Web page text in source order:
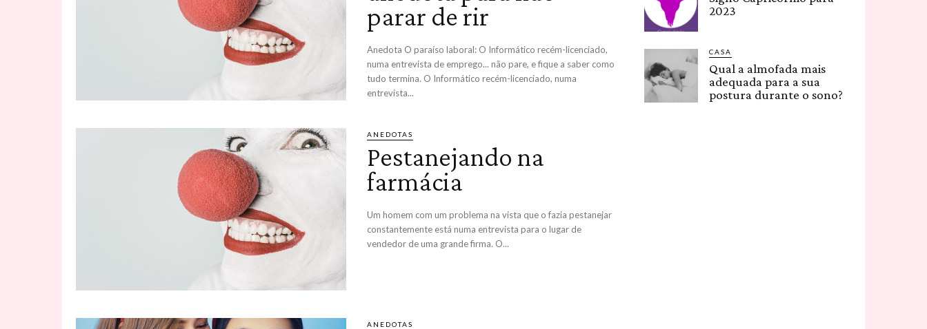
parar de rir
Anedota O paraíso laboral: O Informático recém-licenciado,
numa entrevista de emprego... não pare, e fique a saber como
tudo termina. O Informático recém-licenciado, numa
entrevista...
ANEDOTAS
Pestanejando na
farmácia
Um homem com um problema na vista que o fazia pestanejar
constantemente está numa entrevista para o lugar de
vendedor de uma grande firma. O...
ANEDOTAS
2023
CASA
Qual a almofada mais
adequada para a sua
postura durante o sono?